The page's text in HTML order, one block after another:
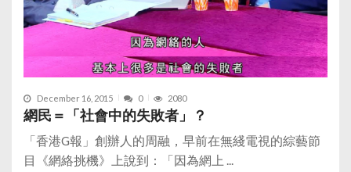
December 16, 2015 0 2080
網民＝「社會中的失敗者」？
「香港G報」創辦人的周融，早前在無綫電視的綜藝節
目《網絡挑機》上說到：「因為網上 ...